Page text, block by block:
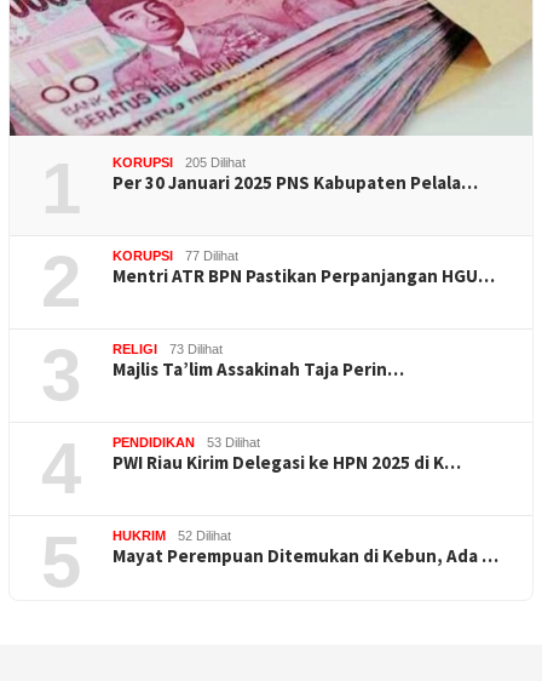
1 KORUPSI 205 Dilihat
Per 30 Januari 2025 PNS Kabupaten Pelala…
2 KORUPSI 77 Dilihat
Mentri ATR BPN Pastikan Perpanjangan HGU…
3 RELIGI 73 Dilihat
Majlis Ta’lim Assakinah Taja Perin…
4 PENDIDIKAN 53 Dilihat
PWI Riau Kirim Delegasi ke HPN 2025 di K…
5 HUKRIM 52 Dilihat
Mayat Perempuan Ditemukan di Kebun, Ada …